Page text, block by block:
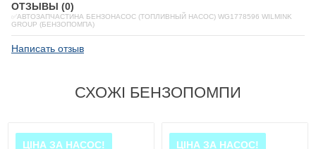
ОТЗЫВЫ (0)
✅АВТОЗАПЧАСТИНА БЕНЗОНАСОС (ТОПЛИВНЫЙ НАСОС) WG1778596 WILMINK
GROUP (БЕНЗОПОМПА)
Написать отзыв
СХОЖІ БЕНЗОПОМПИ
ЦІНА ЗА НАСОС! ЦІНА ЗА НАСОС!